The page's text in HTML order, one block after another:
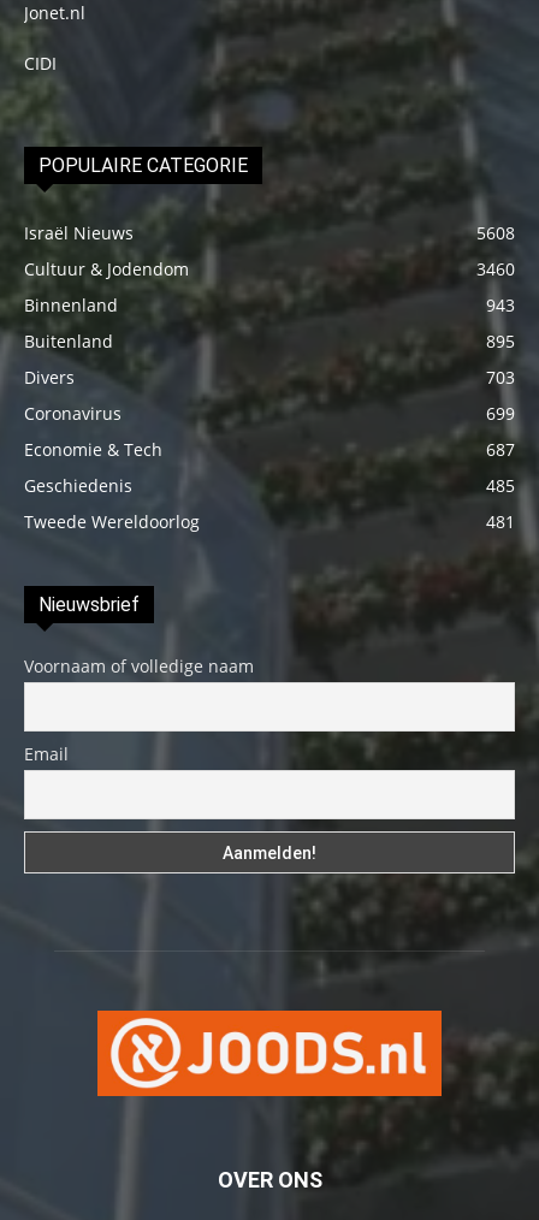
Jonet.nl
CIDI
POPULAIRE CATEGORIE
Israël Nieuws
5608
Cultuur & Jodendom
3460
Binnenland
943
Buitenland
895
Divers
703
Coronavirus
699
Economie & Tech
687
Geschiedenis
485
Tweede Wereldoorlog
481
Nieuwsbrief
Voornaam of volledige naam
Email
OVER ONS